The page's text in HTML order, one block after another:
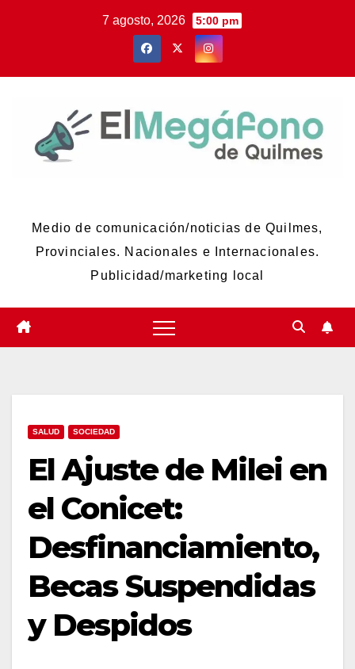
7 agosto, 2026 5:00 pm
Medio de comunicación/noticias de Quilmes,
Provinciales. Nacionales e Internacionales.
Publicidad/marketing local
SALUD SOCIEDAD
El Ajuste de Milei en
el Conicet:
Desfinanciamiento,
Becas Suspendidas
y Despidos